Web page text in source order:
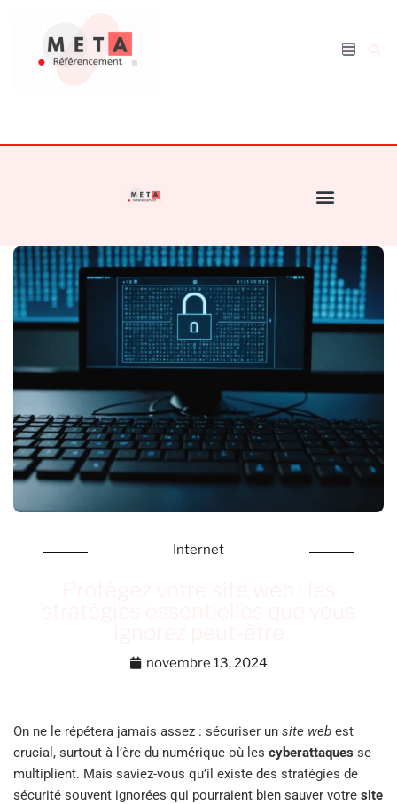
Internet
novembre 13, 2024
On ne le répétera jamais assez : sécuriser un site web est
crucial, surtout à l’ère du numérique où les cyberattaques se
multiplient. Mais saviez-vous qu’il existe des stratégies de
sécurité souvent ignorées qui pourraient bien sauver votre site